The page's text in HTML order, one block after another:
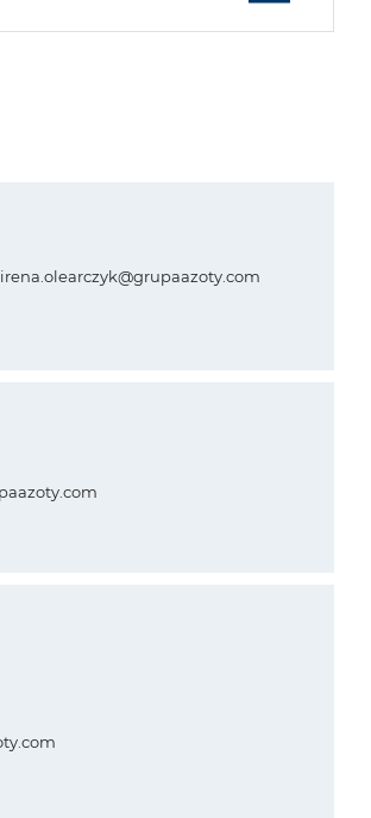
irena.olearczyk@grupaazoty.com